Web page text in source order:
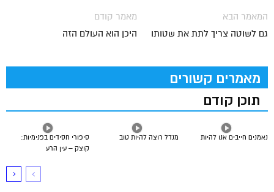
מאמר קודם
היכן הוא העולם הזה
המאמר הבא
גם לשוטה צריך לתת את שטותו
מאמרים קשורים
תוכן קודם
סיפורי חסידים בפנימיות:
קוצק – עין הרע
מנדל רוצה להיות טוב נאמנים חייבים אנו להיות